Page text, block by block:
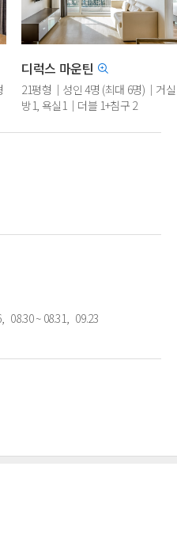
디럭스 마운틴
21평형｜성인 4명 (최대 6명)｜거
방1, 욕실1｜더블 1+침구 2
08.30 ~ 08.31, 09.23